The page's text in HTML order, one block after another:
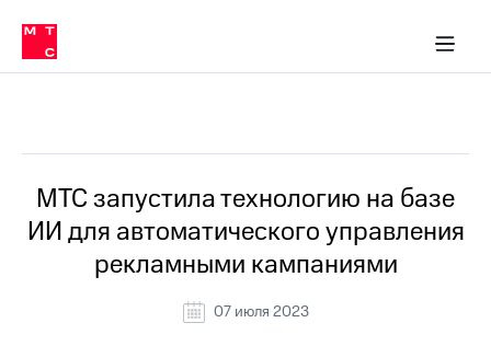
Медиа-центр
и акционерам
Устойчивое развитие
Комплаенс и деловая этика
компании
Карьера
История
компании
Руководство
в МТС
Пресс-
релизы
МТС
о технологиях
МТС запустила технологию на базе
ИИ для автоматического управления
рекламными кампаниями
07 июля 2023